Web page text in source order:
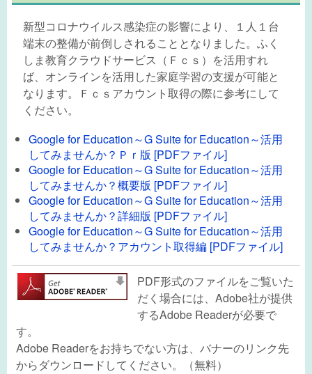
新型コロナウイルス感染症の影響により、１人１台
端末の整備が前倒しされることとなりました。ふく
しま教育クラウドサービス（Ｆｃｓ）を活用すれ
ば、オンラインを活用した家庭学習の支援が可能と
なります。Ｆｃｓアカウント取得の際に参考にして
ください。
Google for Education～G Suite for Education～活用
してみませんか？Ｐｒ版 [PDFファイル]
Google for Education～G Suite for Education～活用
してみませんか？概要版 [PDFファイル]
Google for Education～G Suite for Education～活用
してみませんか？詳細版 [PDFファイル]
Google for Education～G Suite for Education～活用
してみませんか？アカウント取得編 [PDFファイル]
PDF形式のファイルをご覧いた
だく場合には、Adobe社が提供
するAdobe Readerが必要で
す。
Adobe Readerをお持ちでない方は、バナーのリンク先
からダウンロードしてください。（無料）